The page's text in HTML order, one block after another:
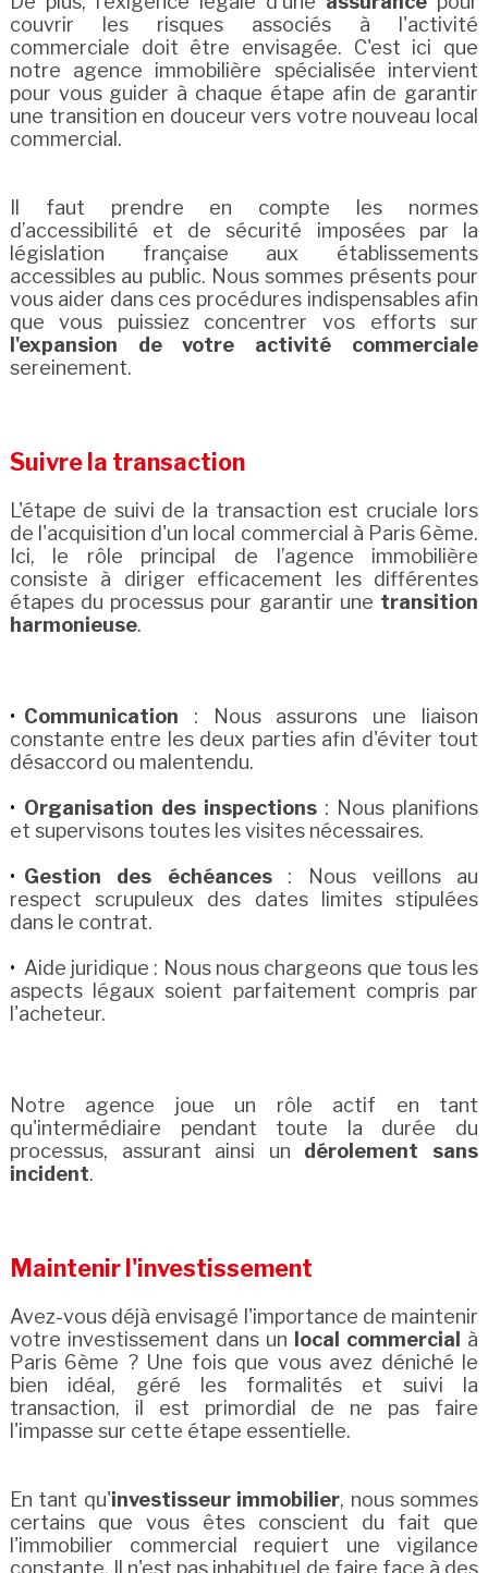
couvrir les risques associés à l'activité
commerciale doit être envisagée. C'est ici que
notre agence immobilière spécialisée intervient
pour vous guider à chaque étape afin de garantir
une transition en douceur vers votre nouveau local
commercial.
Il faut prendre en compte les normes
d’accessibilité et de sécurité imposées par la
législation française aux établissements
accessibles au public. Nous sommes présents pour
vous aider dans ces procédures indispensables afin
que vous puissiez concentrer vos efforts sur
l'expansion de votre activité commerciale
sereinement.
Suivre la transaction
L'étape de suivi de la transaction est cruciale lors
de l'acquisition d'un local commercial à Paris 6ème.
Ici, le rôle principal de l’agence immobilière
consiste à diriger efficacement les différentes
étapes du processus pour garantir une transition
harmonieuse.
Communication : Nous assurons une liaison
constante entre les deux parties afin d'éviter tout
désaccord ou malentendu.
Organisation des inspections: Nous planifions
et supervisons toutes les visites nécessaires.
Gestion des échéances: Nous veillons au
respect scrupuleux des dates limites stipulées
dans le contrat.
Aide juridique : Nous nous chargeons que tous les
aspects légaux soient parfaitement compris par
l'acheteur.
Notre agence joue un rôle actif en tant
qu'intermédiaire pendant toute la durée du
processus, assurant ainsi un dérolement sans
incident.
Maintenir l'investissement
Avez-vous déjà envisagé l'importance de maintenir
votre investissement dans un
local commercial
à
Paris 6ème ? Une fois que vous avez déniché le
bien idéal, géré les formalités et suivi la
transaction, il est primordial de ne pas faire
l'impasse sur cette étape essentielle.
En tant qu'investisseur immobilier, nous sommes
certains que vous êtes conscient du fait que
l'immobilier commercial requiert une vigilance
constante. Il n'est pas inhabituel de faire face à des